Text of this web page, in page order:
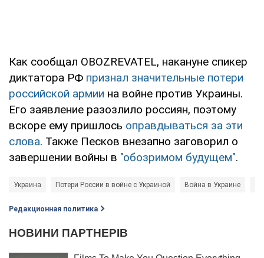
Как сообщал OBOZREVATEL, накануне спикер
диктатора РФ признал значительные потери
российской армии на войне против Украины.
Его заявление разозлило россиян, поэтому
вскоре ему пришлось оправдываться за эти
слова. Также Песков внезапно заговорил о
завершении войны в "обозримом будущем".
Украина Потери России в войне с Украиной Война в Украине
Редакционная политика